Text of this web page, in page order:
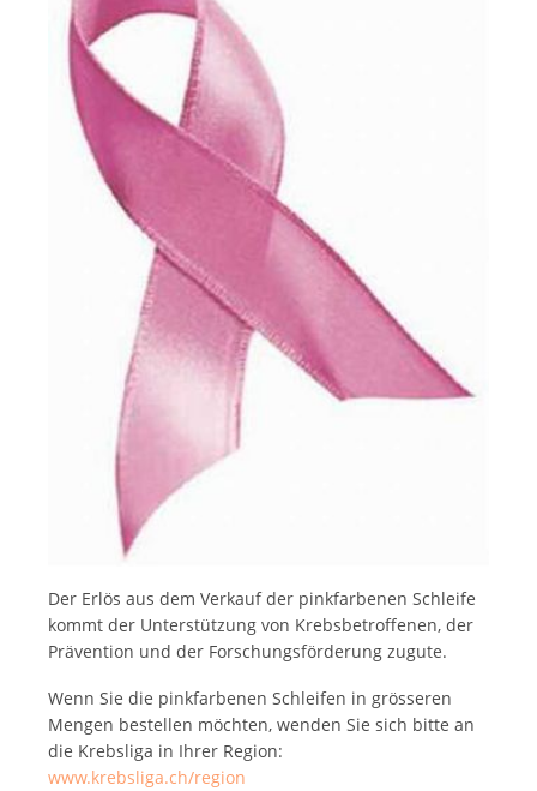
Deutsch
Français
Italiano
Der Erlös aus dem Verkauf der pinkfarbenen Schleife
kommt der Unterstützung von Krebsbetroffenen, der
Prävention und der Forschungsförderung zugute.
Wenn Sie die pinkfarbenen Schleifen in grösseren
Mengen bestellen möchten, wenden Sie sich bitte an
die Krebsliga in Ihrer Region:
www.krebsliga.ch/region